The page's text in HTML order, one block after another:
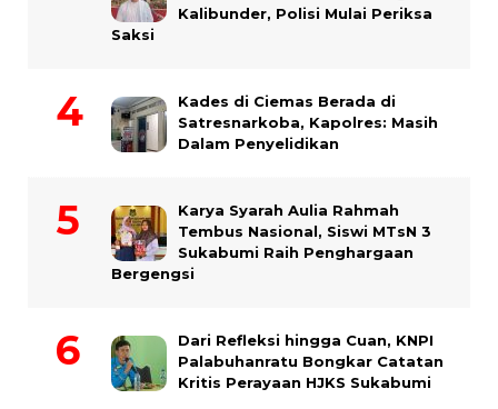
Kalibunder, Polisi Mulai Periksa
Saksi
Kades di Ciemas Berada di
Satresnarkoba, Kapolres: Masih
Dalam Penyelidikan
Karya Syarah Aulia Rahmah
Tembus Nasional, Siswi MTsN 3
Sukabumi Raih Penghargaan
Bergengsi
Dari Refleksi hingga Cuan, KNPI
Palabuhanratu Bongkar Catatan
Kritis Perayaan HJKS Sukabumi